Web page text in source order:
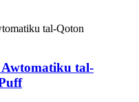
tal-